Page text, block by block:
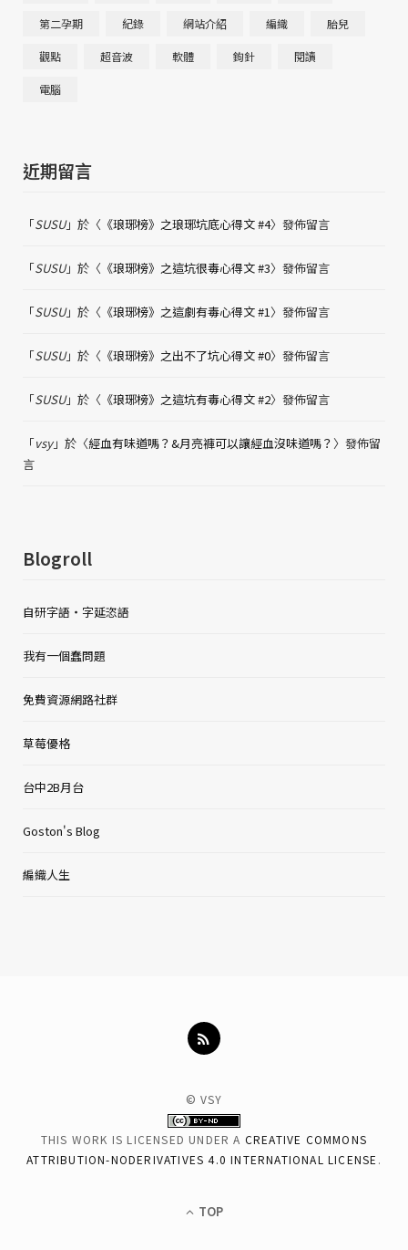
第二孕期 紀錄 網站介紹 編織 胎兒
觀點 超音波 軟體 鉤針 閱讀
電腦
近期留言
「SUSU」於〈 《琅琊榜》之琅琊坑底心得文 #4〉發佈留言
「SUSU」於〈 《琅琊榜》之這坑很毒心得文 #3〉發佈留言
「SUSU」於〈 《琅琊榜》之這劇有毒心得文 #1〉發佈留言
「SUSU」於〈 《琅琊榜》之出不了坑心得文 #0〉發佈留言
「SUSU」於〈 《琅琊榜》之這坑有毒心得文 #2〉發佈留言
「vsy」於〈經血有味道嗎？&月亮褲可以讓經血沒味道嗎？ 〉發佈留
言
Blogroll
自研字語・字延恣語
我有一個蠢問題
免費資源網路社群
草莓優格
台中2B月台
Goston's Blog
編織人生
© VSY
THIS WORK IS LICENSED UNDER A CREATIVE COMMONS
ATTRIBUTION-NODERIVATIVES 4.0 INTERNATIONAL LICENSE .
TOP